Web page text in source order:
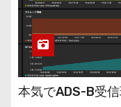
本気でADS-B受